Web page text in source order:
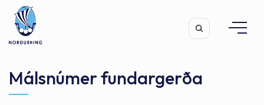
Málsnúmer fundargerða